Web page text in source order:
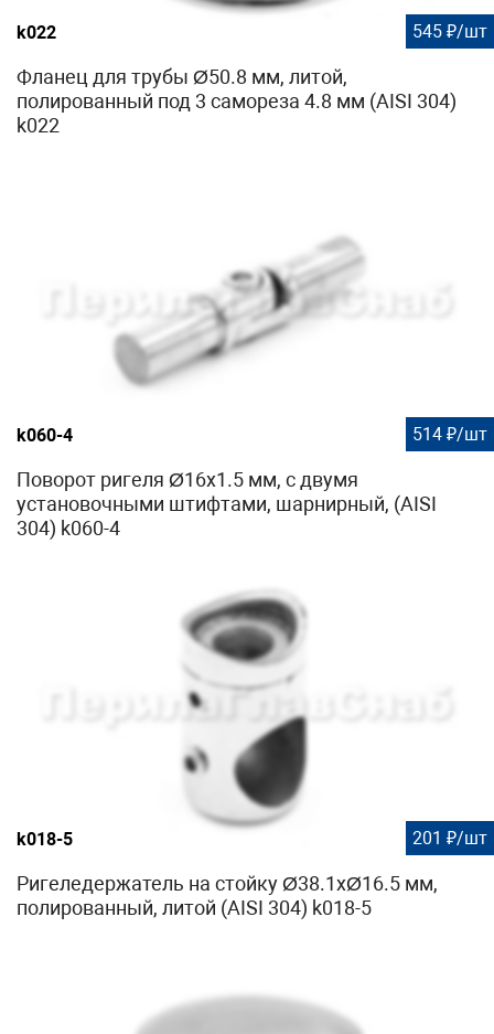
k022 545 ₽/шт
Фланец для трубы Ø50.8 мм, литой,
полированный под 3 самореза 4.8 мм (AISI 304)
k022
k060-4 514 ₽/шт
Поворот ригеля Ø16х1.5 мм, с двумя
установочными штифтами, шарнирный, (AISI
304) k060-4
k018-5 201 ₽/шт
Ригеледержатель на стойку Ø38.1хØ16.5 мм,
полированный, литой (AISI 304) k018-5